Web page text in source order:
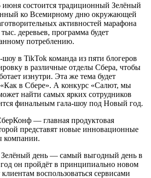
июня состоится традиционный Зелёный
ко Всемирному дню окружающей
активностей марафона
деревьев, программа будет
потреблению.
в TikTok команда из пяти блогеров
в различные отделы Сбера, чтобы
изнутри. Эта же тема будет
«Как в Сбере». А конкурс «Салют, мы
найти самых ярких сотрудников
финальным гала-шоу под Новый год.
— главная продуктовая
представят новые инновационные
компании.
Зелёный день — самый выгодный день в
он пройдёт в принципиально новом
воспользоваться сервисами